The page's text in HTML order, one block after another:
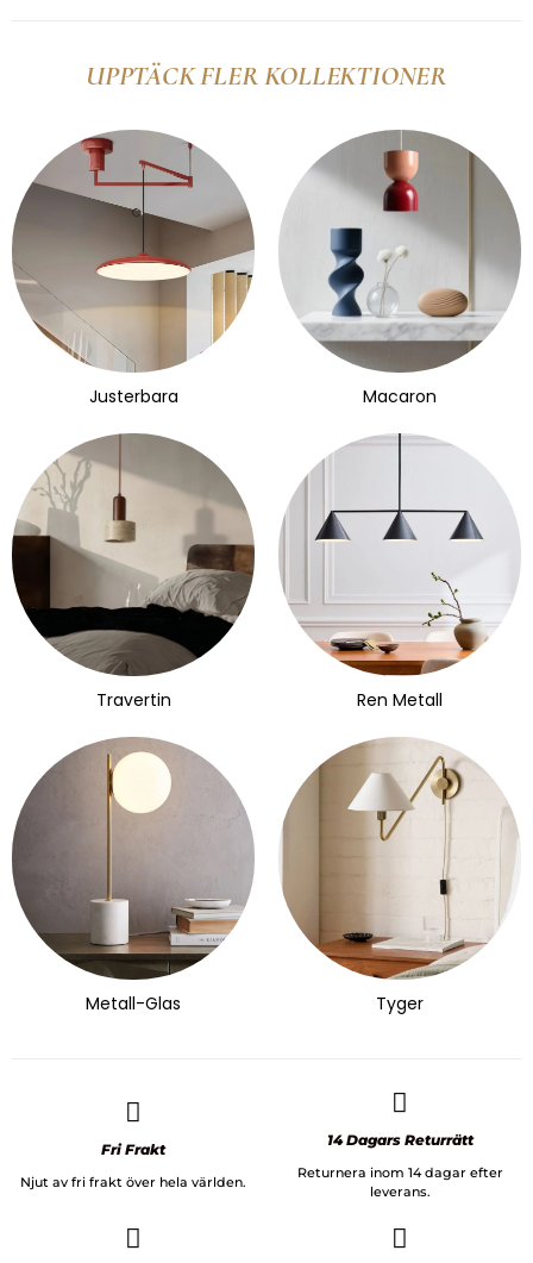
UPPTÄCK FLER KOLLEKTIONER
Justerbara Macaron
Travertin Ren Metall
Metall-Glas Tyger
Fri Frakt
Njut av fri frakt över hela världen.
14 Dagars Returrätt
Returnera inom 14 dagar efter
leverans.